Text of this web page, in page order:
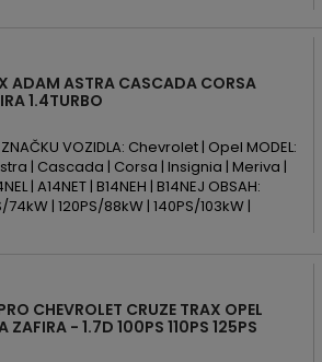
ADAM ASTRA CASCADA CORSA
1.4TURBO
VOZIDLA: Chevrolet | Opel MODEL:
| Cascada | Corsa | Insignia | Meriva |
| A14NET | B14NEH | B14NEJ OBSAH:
| 120PS/88kW | 140PS/103kW |
CHEVROLET CRUZE TRAX OPEL
- 1.7D 100PS 110PS 125PS